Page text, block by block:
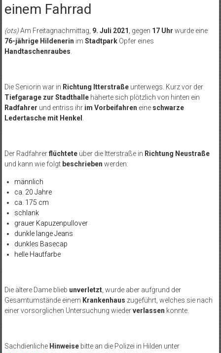
einem Fahrrad
(ots)Am Freitagnachmittag, 9. Juli 2021 , gegen 17 Uhr wurde eine
76-jährige Hildenerin im StadtparkOpfer eines
Handtaschenraubes
Die Seniorin war in Richtung Itterstraßeunterwegs. Kurz vor der
Tiefgarage zur Stadthallehäherte sich plötzlich von hinten ein
Radfahrer und entriss ihr im Vorbeifahren eine schwarze
Ledertasche mit Henkel
Der Radfahrerflüchteteüber die Itterstraße in Richtung Neustraße
und kann wie folgt beschrieben werden:
männlich
ca. 20 Jahre
ca. 175 cm
schlank
grauer Kapuzenpullover
dunkle lange Jeans
dunkles Basecap
helle Hautfarbe
Die ältere Dame blieb unverletzt, wurde aber aufgrund der
Gesamtumstände einem Krankenhaus zugeführt, welches sie nach
einer vorsorglichen Untersuchung wiederverlassen konnte.
Sachdienliche Hinweisebitte an die Polizei in Hilden unter